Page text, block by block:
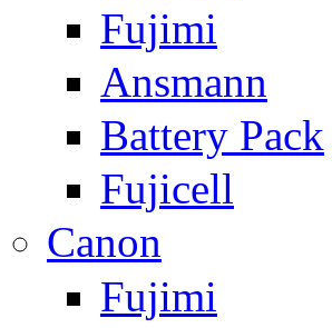
Fujimi
Ansmann
Battery Pack
Fujicell
Canon
Fujimi